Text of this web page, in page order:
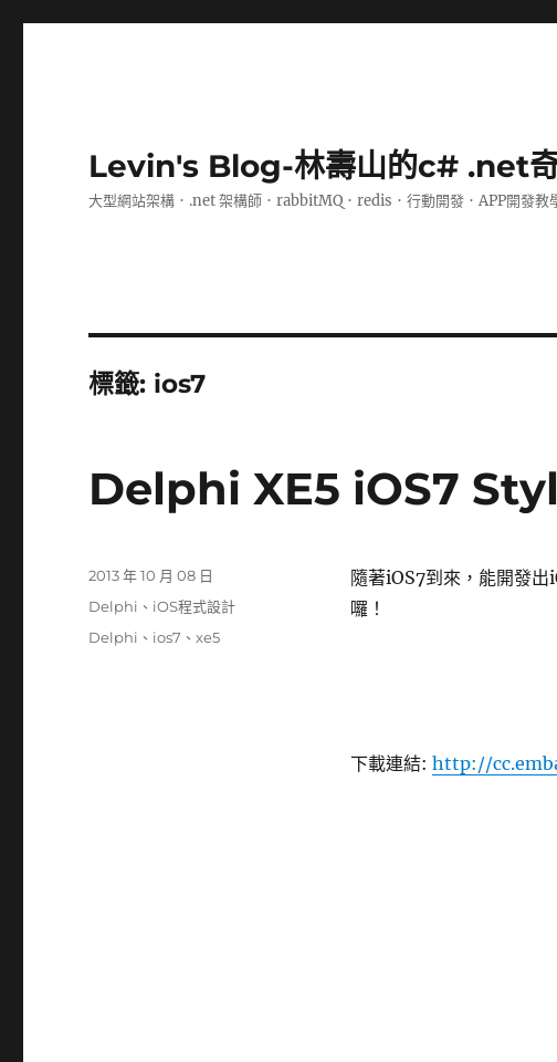
Levin's Blog-林壽山的c# .net
大型網站架構．.net 架構師．rabbitMQ．redis．行動開發．APP開發
標籤: ios7
Delphi XE5 iOS7
隨著iOS7到來，能開發
囉！
下載連結: http://
發
期:
2013 年 10 月 08 日
分
Delphi 、 iOS程式設計
標
Delphi 、 ios7 、xe5